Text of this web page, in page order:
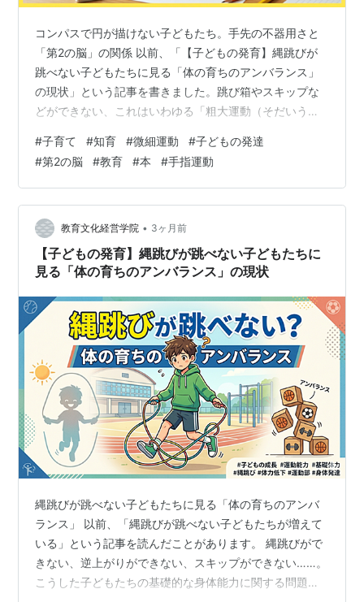
コンパスで円が描けない子どもたち。手先の不器用さと
「第2の脳」の関係 以前、「【子どもの発育】縄跳びが
跳べない子どもたちに見る「体の育ちのアンバランス」
の現状」という記事を書きました。跳び箱やスキップな
どができない、これはいわゆる「粗大運動（そだいうん
動、いわゆる「微細運動（びさいうんどう）」について
書いてみたいと思います。 クラスに2〜3人？ 鉛筆を正し
く持てない高校生たち 最近、子どもたちの「指先の不器
用さ」についてよく耳にします。 鉛筆や箸を正しく持て
ないのは、もはや当たり前の風景になってしまっている
ように感じます。 高校で教鞭をとって…
#子育て #知育 #微細運動 #子どもの発達
#第2の脳 #教育 #本 #手指運動
教育文化経営学院 • 3ヶ月前
【子どもの発育】縄跳びが跳べない子どもたちに
見る「体の育ちのアンバランス」の現状
縄跳びが跳べない子どもたちに見る「体の育ちのアンバ
ランス」 以前、「縄跳びが跳べない子どもたちが増えて
いる」という記事を読んだことがあります。 縄跳びがで
きない、逆上がりができない、スキップができない……。
こうした子どもたちの基礎的な身体能力に関する問題が